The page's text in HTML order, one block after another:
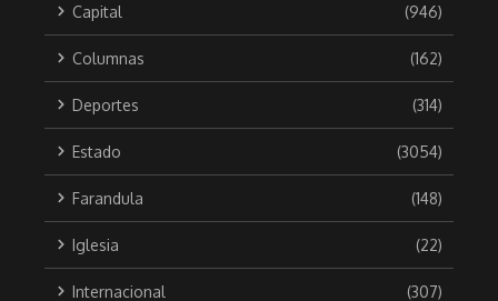
Capital (946)
Columnas (162)
Deportes (314)
Estado (3054)
Farandula (148)
Iglesia (22)
Internacional (307)